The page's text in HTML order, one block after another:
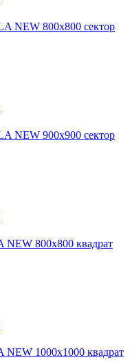
800х800 сектор
900х900 сектор
800х800 квадрат
1000х1000 квадрат